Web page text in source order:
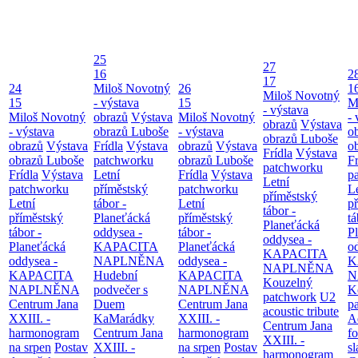
24
15
Miloš Novotný
- výstava
obrazů Výstava
obrazů Luboše
Frídla Výstava
patchworku
Letní
příměstský
tábor -
Planeťácká
oddysea -
KAPACITA
NAPLNĚNA
Centrum Jana
XXIII. -
harmonogram
na srpen Postav
25
16
Miloš Novotný
- výstava
obrazů Výstava
obrazů Luboše
Frídla Výstava
patchworku
Letní
příměstský
tábor -
Planeťácká
oddysea -
KAPACITA
NAPLNĚNA
Hudební
podvečer s
Duem
KaMarádky
Centrum Jana
XXIII. -
26
15
Miloš Novotný
- výstava
obrazů Výstava
obrazů Luboše
Frídla Výstava
patchworku
Letní
příměstský
tábor -
Planeťácká
oddysea -
KAPACITA
NAPLNĚNA
Centrum Jana
XXIII. -
harmonogram
na srpen Postav
27
17
Miloš Novotný
- výstava
obrazů Výstava
obrazů Luboše
Frídla Výstava
patchworku
Letní
příměstský
tábor -
Planeťácká
oddysea -
KAPACITA
NAPLNĚNA
Kouzelný
patchwork U2
acoustic tribute
Centrum Jana
XXIII. -
harmonogram
-